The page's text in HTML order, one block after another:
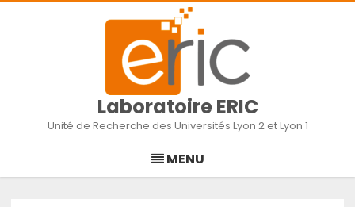
Laboratoire ERIC
Unité de Recherche des Universités Lyon 2 et Lyon 1
to
content
MENU